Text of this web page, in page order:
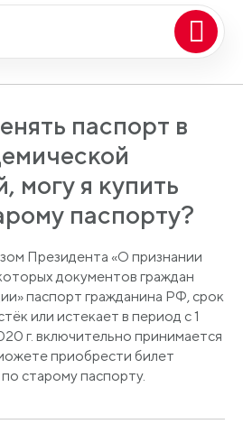
паспорт в
могу я купить
паспорту?
Президента «О признании
документов граждан
паспорт гражданина РФ, срок
или истекает в период с 1
г. включительно принимается
приобрести билет
старому паспорту.